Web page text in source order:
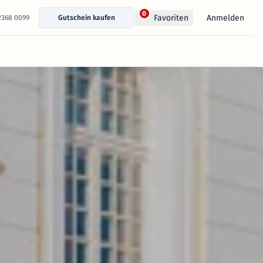
0099 Gutschein kaufen
0 Favoriten Anmelden